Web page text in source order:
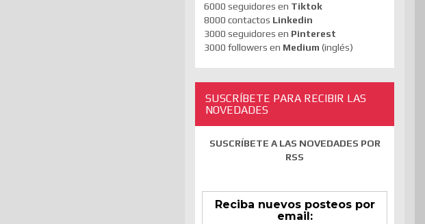
6000 seguidores en Tiktok
8000 contactos Linkedin
3000 seguidores en Pinterest
3000 followers en Medium (inglés)
SUSCRÍBETE PARA RECIBIR LAS
NOVEDADES
SUSCRÍBETE A LAS NOVEDADES POR
RSS
Reciba nuevos posteos por
email: